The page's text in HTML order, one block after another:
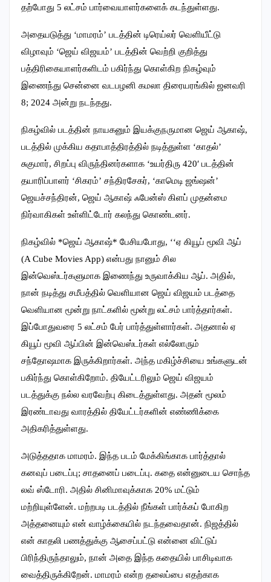
தற்போது 5 லட்சம் பார்வையாளர்களைக் கடந்துள்ளது.
அதையடுத்து ‘மாமரம்’ படத்தின் டிரெய்லர் வெளியீட்டு
விழாவும் ‘ஜெய் விஜயம்’ படத்தின் வெற்றி குறித்து
பத்திரிகையாளர்களிடம் பகிர்ந்து கொள்கிற நிகழ்வும்
இணைந்து சென்னை வடபழனி கமலா திரையரங்கில் ஜனவரி
8; 2024 அன்று நடந்தது.
நிகழ்வில் படத்தின் நாயகனும் இயக்குநருமான ஜெய் ஆகாஷ்,
படத்தில் முக்கிய கதாபாத்திரத்தில் நடித்துள்ள ‘காதல்’
சுகுமார், சிறப்பு விருந்தினர்களாக ‘உயர்திரு 420′ படத்தின்
தயாரிப்பாளர் ‘சிகரம்’ சந்திரசேகர், ‘காமெடி ஜங்ஷன்’
ஜெயச்சந்திரன், ஜெய் ஆகாஷ் ஃபேன்ஸ் கிளப் முதன்மை
நிர்வாகிகள் உள்ளிட்டோர் கலந்து கொண்டனர்.
நிகழ்வில் *ஜெய் ஆகாஷ்* பேசியபோது, ‘‘ஏ கியூப் மூவி ஆப்
(A Cube Movies App) என்பது நானும் சில
இன்வெஸ்டர்களுமாக இணைந்து உருவாக்கிய ஆப். அதில்,
நான் நடித்து சமீபத்தில் வெளியான ஜெய் விஜயம் படத்தை
வெளியான மூன்று நாட்களில் மூன்று லட்சம் பார்த்தார்கள்.
இப்போதுவரை 5 லட்சம் பேர் பார்த்துள்ளார்கள். அதனால் ஏ
கியூப் மூவி ஆப்பின் இன்வெஸ்டர்கள் எல்லோரும்
சந்தோஷமாக இருக்கிறார்கள். அந்த மகிழ்ச்சியை உங்களுடன்
பகிர்ந்து கொள்கிறோம். தியேட்டரிலும் ஜெய் விஜயம்
படத்துக்கு நல்ல வரவேற்பு கிடைத்துள்ளது. அதன் மூலம்
இரண்டாவது வாரத்தில் தியேட்டர்களின் எண்ணிக்கை
அதிகரித்துள்ளது.
அடுத்ததாக மாமரம். இந்த படம் மேக்கிங்காக பார்த்தால்
கனவுப் படைப்பு; சாதனைப் படைப்பு. கதை என்னுடைய சொந்த
லவ் ஸ்டோரி. அதில் சினிமாவுக்காக 20% மட்டும்
மற்றியுள்ளேன். மற்றபடி படத்தில் நீங்கள் பார்க்கப் போகிற
அத்தனையும் என் வாழ்க்கையில் நடந்தவைதான். நிஜத்தில்
என் காதலி பணத்துக்கு ஆசைப்பட்டு என்னை விட்டுப்
பிரிந்திருந்தாலும், நான் அதை இந்த கதையில் பாசிடிவாக
வைத்திருக்கிறேன். மாமரம் என்ற தலைப்பை எதற்காக